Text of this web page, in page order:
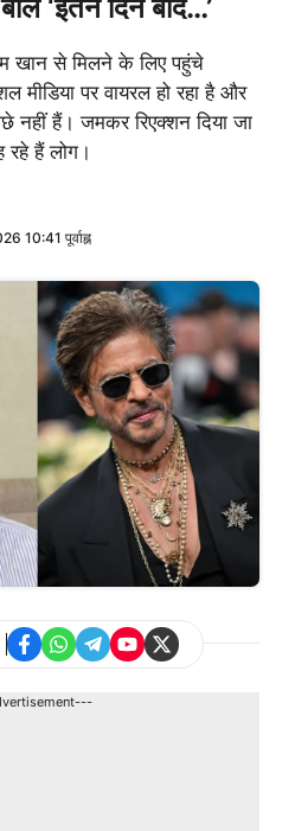
‘इतने दिन बाद…’
खान से मिलने के लिए पहुंचे
मीडिया पर वायरल हो रहा है और
नहीं हैं। जमकर रिएक्शन दिया जा
रहे हैं लोग।
10:41 पूर्वाह्न